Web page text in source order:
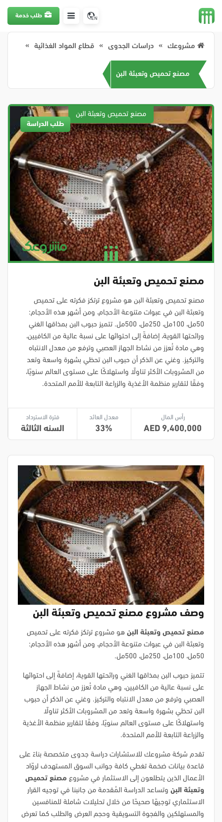
EN طلب خدمة
مشروعك دراسات الجدوى قطاع المواد الغذائية
مصنع تحميص وتعبئة البن
مصنع تحميص وتعبئة البن
طلب الدراسة
مصنع تحميص وتعبئة البن هو مشروع ترتكز فكرته على تحميص
وتعبئة البن في عبوات متنوعة الأحجام، ومن أشهر هذه الأحجام:
50مل، 100مل، 250مل، 500مل. تتميز حبوب البن بمذاقها الغني
ورائحتها القوية، إضافةً إلى احتوائها على نسبة عالية من الكافيين،
وهي مادة تُعزز من نشاط الجهاز العصبي وترفع من معدل الانتباه
والتركيز. وغني عن الذكر أن حبوب البن تحظي بشهرة واسعة وتعد
من المشروبات الأكثر تناولًا واستهلاكًا على مستوى العالم سنويًا،
وفقًا لتقارير منظمة الأغذية والزراعة التابعة للأمم المتحدة.
رأس المال
9,400,000
معدل العائد
33
فترة الاسترداد
السنه الثالثة
وصف مشروع مصنع تحميص وتعبئة البن
مصنع تحميص وتعبئة البن هو مشروع ترتكز فكرته على تحميص
وتعبئة البن في عبوات متنوعة الأحجام، ومن أشهر هذه الأحجام:
50مل، 100مل، 250مل، 500مل.
تتميز حبوب البن بمذاقها الغني ورائحتها القوية، إضافةً إلى احتوائها
على نسبة عالية من الكافيين، وهي مادة تُعزز من نشاط الجهاز
العصبي وترفع من معدل الانتباه والتركيز. وغني عن الذكر أن حبوب
البن تحظي بشهرة واسعة وتعد من المشروبات الأكثر تناولًا
واستهلاكًا على مستوى العالم سنويًا، وفقًا لتقارير منظمة الأغذية
والزراعة التابعة للأمم المتحدة.
تقدم شركة مشروعك للاستشارات دراسة جدوى متخصصة بناءً على
قاعدة بيانات ضخمة تغطي كافة جوانب السوق المستهدف لروّاد
الأعمال الذين يتطلعون إلى الاستثمار في مشروع مصنع تحميص
وتعبئة البن وتساعد الدراسة المُقدمة من جانبنا في توجيه القرار
الاستثماري توجيهًا صحيحًا من خلال تحليلات شاملة للمنافسين
والمستهلكين والفجوة التسويقية وحجم العرض والطلب كما تعرض